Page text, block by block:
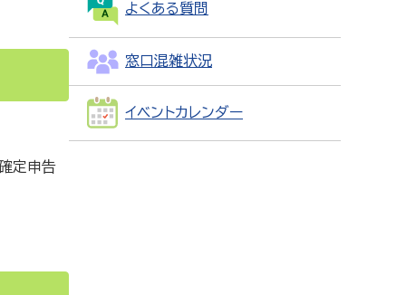
定申告
よくある質問
窓口混雑状況
イベントカレンダー